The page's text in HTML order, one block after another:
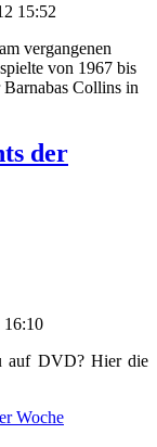
15:52
vergangenen
von 1967 bis
Collins in
der
auf DVD? Hier die
Woche